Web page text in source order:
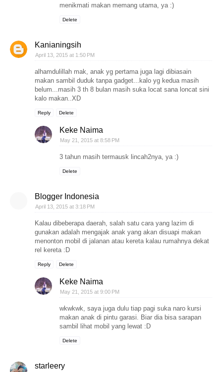
menikmati makan memang utama, ya :)
Delete
Kanianingsih
April 13, 2015 at 1:50 PM
alhamdulillah mak, anak yg pertama juga lagi dibiasain
makan sambil duduk tanpa gadget...kalo yg kedua masih
belum...masih 3 th 8 bulan masih suka locat sana loncat sini
kalo makan..XD
Reply Delete
Keke Naima
May 21, 2015 at 8:58 PM
3 tahun masih termausk lincah2nya, ya :)
Delete
Blogger Indonesia
April 13, 2015 at 3:18 PM
Kalau dibeberapa daerah, salah satu cara yang lazim di
gunakan adalah mengajak anak yang akan disuapi makan
menonton mobil di jalanan atau kereta kalau rumahnya dekat
rel kereta :D
Reply Delete
Keke Naima
May 21, 2015 at 9:00 PM
wkwkwk, saya juga dulu tiap pagi suka naro kursi
makan anak di pintu garasi. Biar dia bisa sarapan
sambil lihat mobil yang lewat :D
Delete
starleery